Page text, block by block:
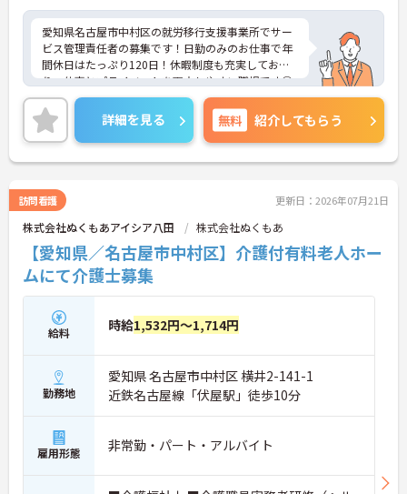
愛知県名古屋市中村区の就労移行支援事業所でサー
ビス管理責任者の募集です！日勤のみのお仕事で年
間休日はたっぷり120日！休暇制度も充実してお
り、仕事とプライベートを両立しやすい職場です◎
また、未経験の方でも応募OK！これから介護業界に
挑戦したいという方にピッタリの職場です♪ご興味
のある方は面接ポイントをお伝えしますので、お気
軽にご相談ください！
詳細を見る 無料 紹介してもらう
訪問看護 更新日：2026年07月21日
株式会社ぬくもあアイシア八田 株式会社ぬくもあ
【愛知県／名古屋市中村区】介護付有料老人ホー
ムにて介護士募集
給料 時給1,532円～1,714円
勤務地
愛知県 名古屋市中村区 横井2-141-1
近鉄名古屋線「伏屋駅」徒歩10分
雇用形態 非常勤・パート・アルバイト